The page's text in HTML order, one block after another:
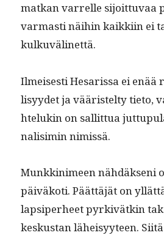
matkan var­relle sijoit­tuvaa
var­masti näi­hin kaikki­in ei
kulkuvälinettä.
Ilmeis­es­ti Hesaris­sa ei
lisyy­det ja vääris­tel­ty tieto,
htelukin on sal­lit­tua
nal­isimin nimissä.
Munkkin­imeen nähdäk­seni
päiväkoti. Päät­täjät on
lap­siper­heet pyrkivätkin
keskus­tan läheisyy­teen.